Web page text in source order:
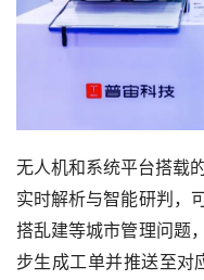
无人机和系统平台搭载
实时解析与智能研判，
搭乱建等城市管理问题
步生成工单并推送至